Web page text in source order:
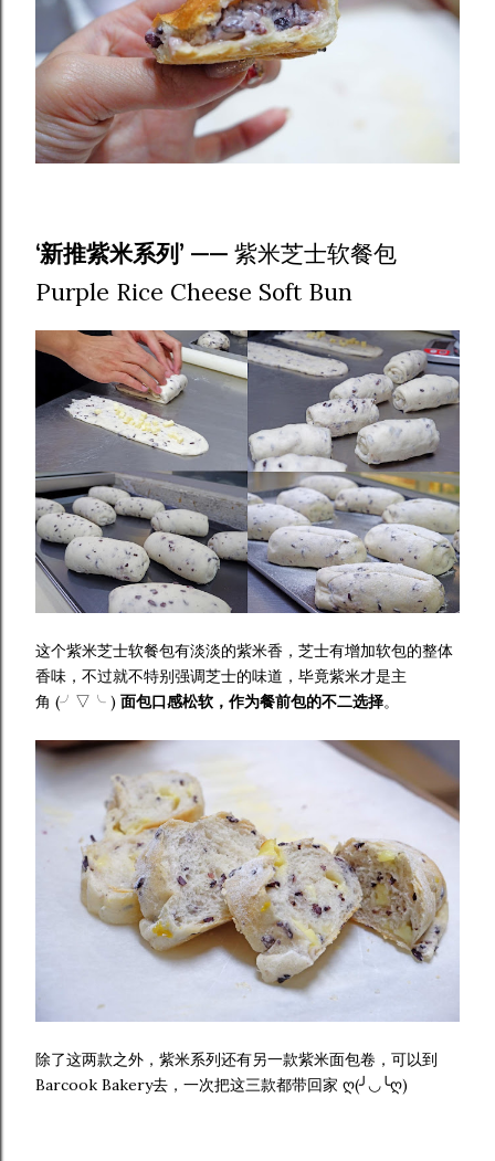
‘新推紫米系列’ —— 紫米芝士软餐包
Purple Rice Cheese Soft Bun
这个紫米芝士软餐包有淡淡的紫米香，芝士有增加软包的整体
香味，不过就不特别强调芝士的味道，毕竟紫米才是主
角 (╯▽╰ ) 面包口感松软，作为餐前包的不二选择。
除了这两款之外，紫米系列还有另一款紫米面包卷，可以到
Barcook Bakery去，一次把这三款都带回家 ღ(╯◡╰ღ)